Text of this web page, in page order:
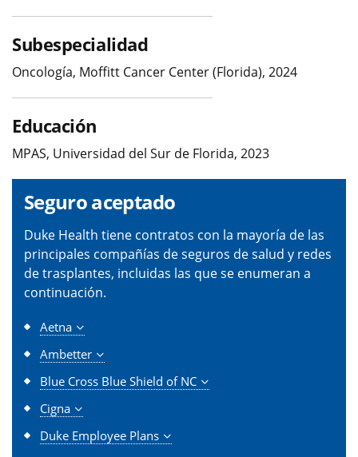
Subespecialidad
Oncología, Moffitt Cancer Center (Florida), 2024
Educación
MPAS, Universidad del Sur de Florida, 2023
Seguro aceptado
Duke Health tiene contratos con la mayoría de las
principales compañías de seguros de salud y redes
de trasplantes, incluidas las que se enumeran a
continuación.
Aetna
Ambetter
Blue Cross Blue Shield of NC
Cigna
Duke Employee Plans